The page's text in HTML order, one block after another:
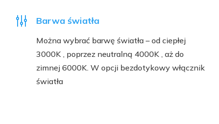
g Barwa światła
Można wybrać barwę światła – od ciepłej
3000K , poprzez neutralną 4000K , aż do
zimnej 6000K. W opcji bezdotykowy włącznik
światła